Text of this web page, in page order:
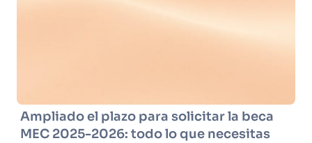
Ampliado el plazo para solicitar la beca
MEC 2025-2026: todo lo que necesitas